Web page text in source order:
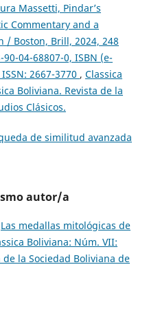
Massetti, Pindar’s
Commentary and a
/ Boston, Brill, 2024, 248
04-68807-0, ISBN (e-
2667-3770 , Classica
Boliviana. Revista de la
Clásicos.
de similitud avanzada
autor/a
Las medallas mitológicas de
Boliviana: Núm. VII:
la Sociedad Boliviana de